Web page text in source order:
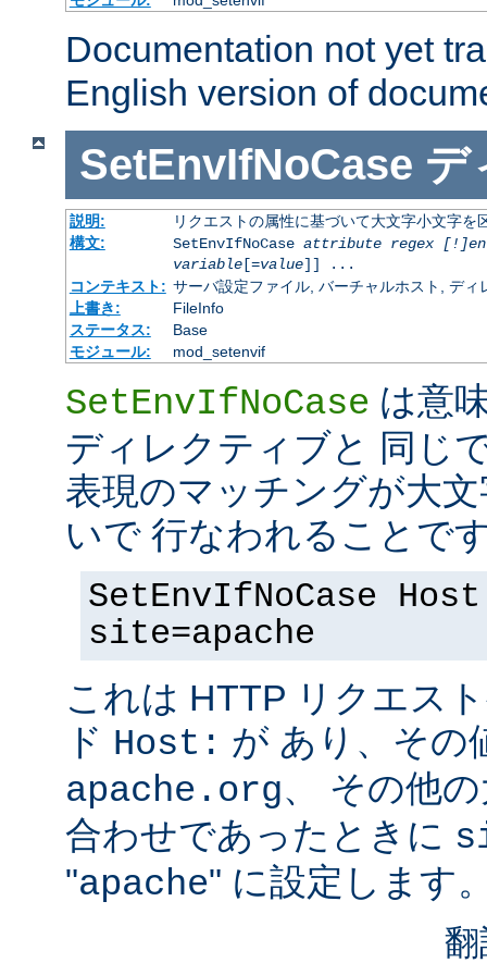
Documentation not yet
English version of
SetEnvIfNoCase デ
説明:
リクエストの属性に基づいて大文字小文字を
構文:
SetEnvIfNoCase attribute regex
variable[=value]] ...
コンテキスト: サーバ設定ファイル, バーチャルホスト, ディ
上書き:
FileInfo
ステータス:
Base
モジュール:
mod_setenvif
SetEnvIfNoCase は意
ディレクティブと 同じ
表現のマッチングが大
いで 行なわれることで
SetEnvIfNoCase
site=apache
これは HTTP リクエス
ド Host: が あり、その
apache.org、 その他
合わせであったときに
"apache" に設定します